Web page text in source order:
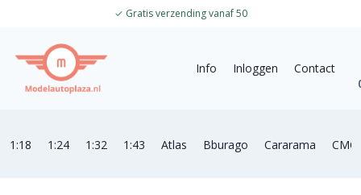
✓ Gratis verzending vanaf 50
Info Inloggen
Contact
1:18 1:24 1:32 1:43 Atlas Bburago Cararama CMC